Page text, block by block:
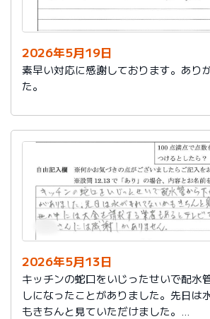
2026年5月19日
素早い対応に感謝しております。あり
た。
2026年5月13日
キッチンの蛇口をいじったせいで配水
しになったことがありました。先日は
もきちんと見ていただけました。